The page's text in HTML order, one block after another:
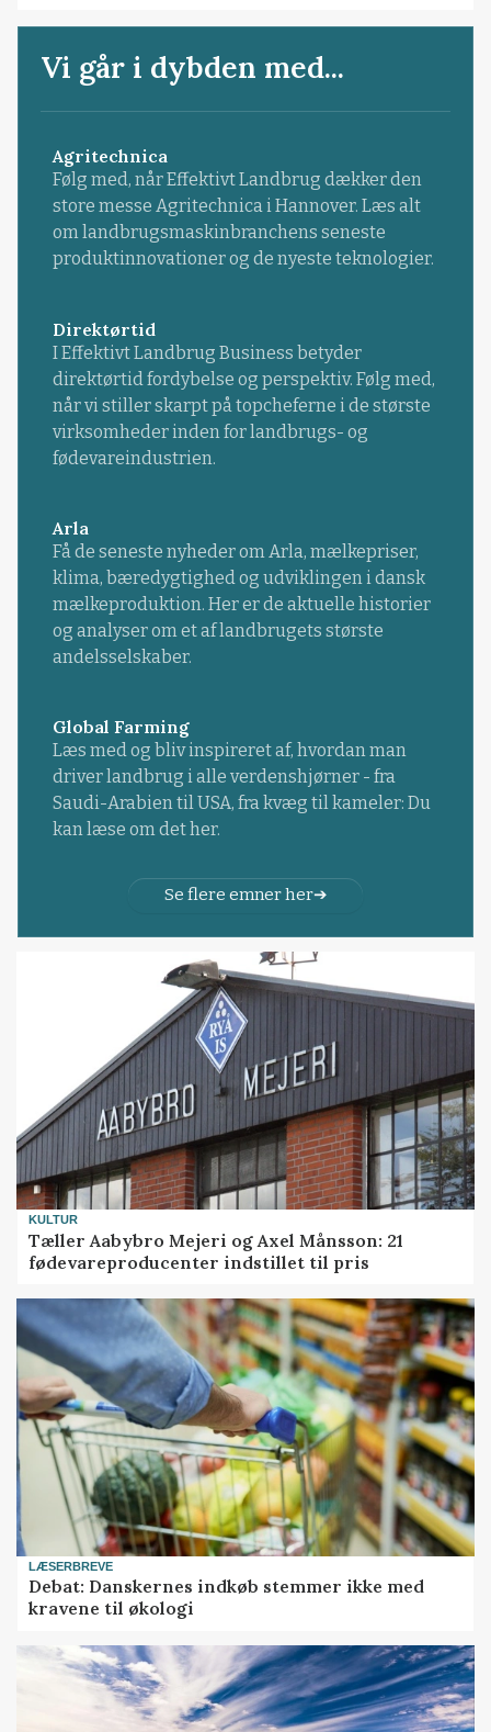
Vi går i dybden med...
Agritechnica
Følg med, når Effektivt Landbrug dækker den
store messe Agritechnica i Hannover. Læs alt
om landbrugsmaskinbranchens seneste
produktinnovationer og de nyeste teknologier.
Direktørtid
I Effektivt Landbrug Business betyder
direktørtid fordybelse og perspektiv. Følg med,
når vi stiller skarpt på topcheferne i de største
virksomheder inden for landbrugs- og
fødevareindustrien.
Arla
Få de seneste nyheder om Arla, mælkepriser,
klima, bæredygtighed og udviklingen i dansk
mælkeproduktion. Her er de aktuelle historier
og analyser om et af landbrugets største
andelsselskaber.
Global Farming
Læs med og bliv inspireret af, hvordan man
driver landbrug i alle verdenshjørner - fra
Saudi-Arabien til USA, fra kvæg til kameler: Du
kan læse om det her.
Se flere emner her
KULTUR
Tæller Aabybro Mejeri og Axel Månsson: 21
fødevareproducenter indstillet til pris
LÆSERBREVE
Debat: Danskernes indkøb stemmer ikke med
kravene til økologi